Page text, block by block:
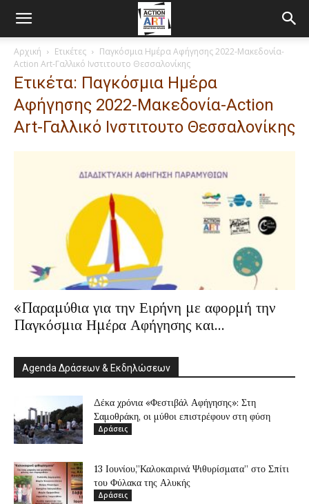
Αρχική Ετικέτες
Παγκόσμια Ημέρα Αφήγησης 2022-Μακεδονία-
Action Art-Γαλλικό Ινστιτουτο Θεσσαλονίκης
Ετικέτα: Παγκόσμια Ημέρα
Αφήγησης 2022-Μακεδονία-Action
Art-Γαλλικό Ινστιτουτο Θεσσαλονίκης
«Παραμύθια για την Ειρήνη με αφορμή την
Παγκόσμια Ημέρα Αφήγησης και...
Agenda Δράσεων & Εκδηλώσεων
Δέκα χρόνια «Φεστιβάλ Αφήγησης»: Στη
Σαμοθράκη, οι μύθοι επιστρέφουν στη φύση
Δράσεις
13 Ιουνίου,”Καλοκαιρινά Ψιθυρίσματα” στο Σπίτι
του Φύλακα της Αλυκής
Δράσεις